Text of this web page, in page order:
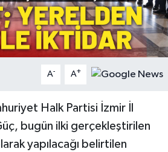
A- A+
Halk Partisi İzmir İl
bugün ilki gerçekleştirilen
yapılacağı belirtilen